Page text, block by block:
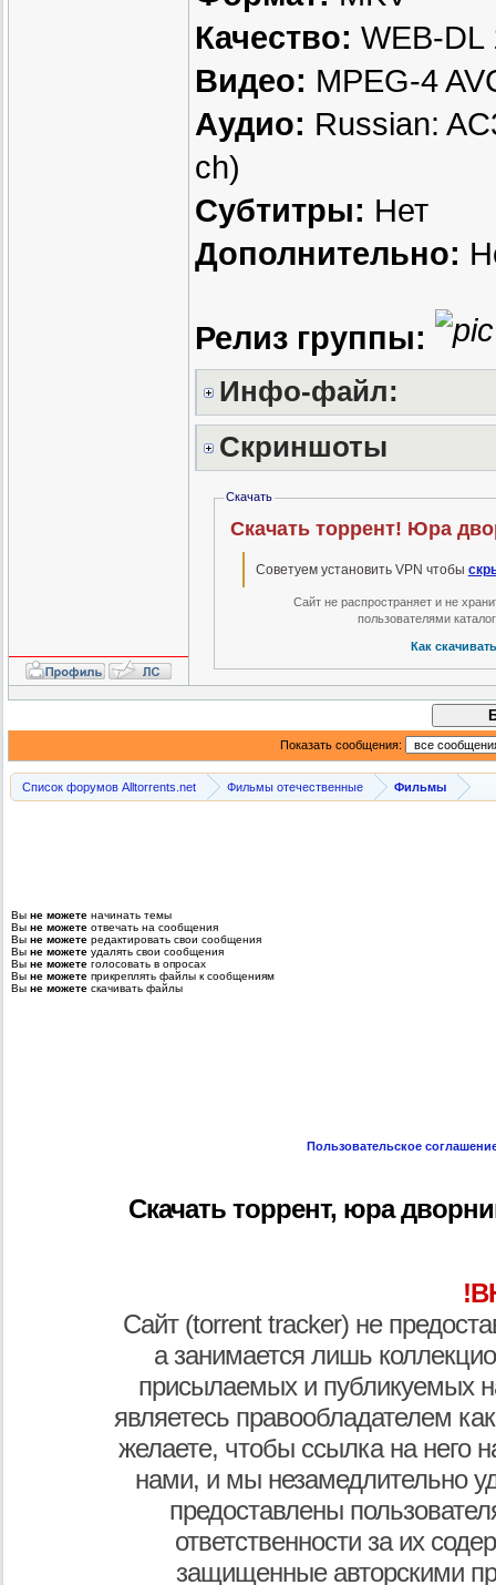
Качество: WEB-DL
Видео: MPEG-4
Аудио: Russian:
ch)
Субтитры: Нет
Дополнительно:
Релиз группы:
Инфо-файл:
Скриншоты
Скачать
Скачать торрент! Юра
Советуем установить VPN чтобы
Сайт не распространяет и не
пользователями
Как
Показать сообщения:
Список форумов Alltorrents.net Фильмы отечественные Фильмы
Вы не можете начинать темы
Вы не можете отвечать на сообщения
Вы не можете редактировать свои сообщения
Вы не можете удалять свои сообщения
Вы не можете голосовать в опросах
Вы не можете прикреплять файлы к сообщениям
Вы не можете скачивать файлы
Пользовательское
Скачать торрент, юра
Сайт (torrent tracker) не
а занимается лишь
присылаемых и публикуемых
являетесь правообладателем
желаете, чтобы ссылка на него
нами, и мы незамедлительно
предоставлены
ответственности за их
защищенные авторскими